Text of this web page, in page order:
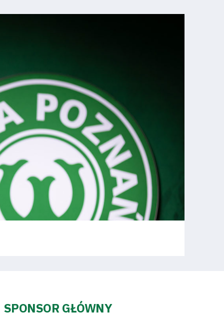
SPONSOR GŁÓWNY